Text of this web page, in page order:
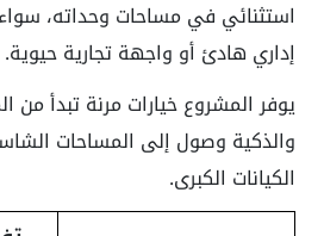
استثنائي في مساحات وحداته،
إداري هادئ أو واجهة تجارية حيوية.
يوفر المشروع خيارات مرنة تبدأ من
والذكية وصول إلى المساحات
الكيانات الكبرى.